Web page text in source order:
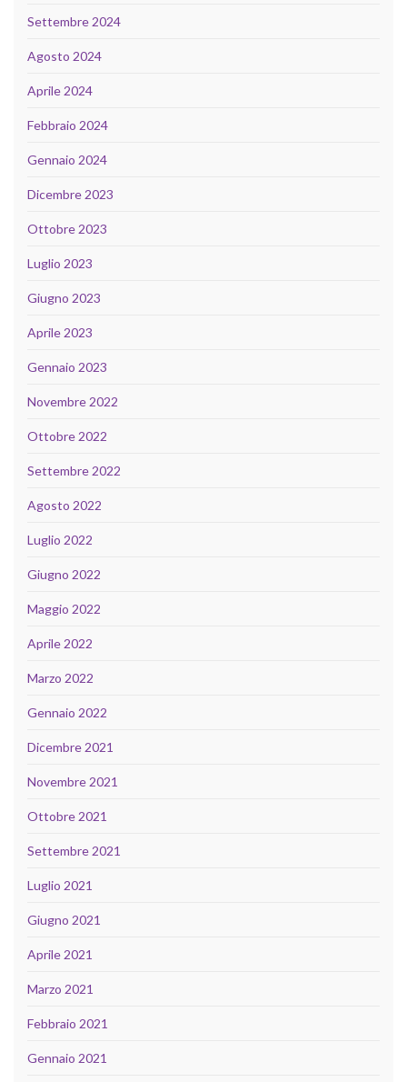
Settembre 2024
Agosto 2024
Aprile 2024
Febbraio 2024
Gennaio 2024
Dicembre 2023
Ottobre 2023
Luglio 2023
Giugno 2023
Aprile 2023
Gennaio 2023
Novembre 2022
Ottobre 2022
Settembre 2022
Agosto 2022
Luglio 2022
Giugno 2022
Maggio 2022
Aprile 2022
Marzo 2022
Gennaio 2022
Dicembre 2021
Novembre 2021
Ottobre 2021
Settembre 2021
Luglio 2021
Giugno 2021
Aprile 2021
Marzo 2021
Febbraio 2021
Gennaio 2021